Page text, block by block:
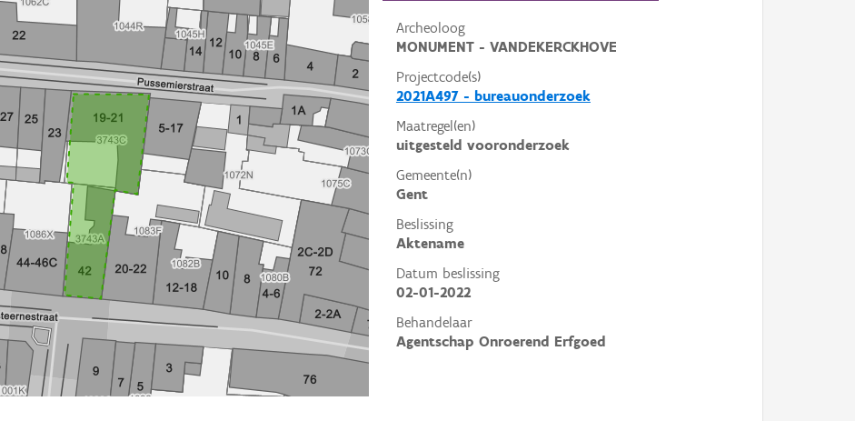
Archeoloog
MONUMENT - VANDEKERCKHOVE
Projectcode(s)
2021A497 - bureauonderzoek
Maatregel(en)
uitgesteld vooronderzoek
Gemeente(n)
Gent
Beslissing
Aktename
Datum beslissing
02-01-2022
Behandelaar
Agentschap Onroerend Erfgoed